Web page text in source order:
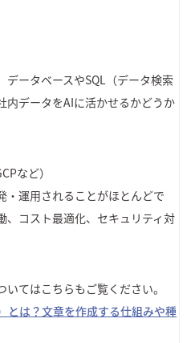
ータベースやSQL（データ検索
内データをAIに活かせるかどうか
など）
・運用されることがほとんどで
、コスト最適化、セキュリティ対
てはこちらもご覧ください。
とは？文章を作成する仕組みや種